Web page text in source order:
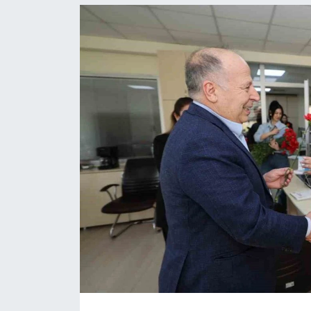
Resmi İlanlar